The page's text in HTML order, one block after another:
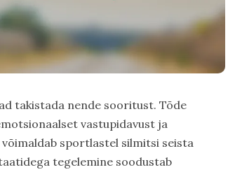
takistada nende sooritust. Tõde
vastupidavust ja
sportlastel silmitsi seista
tegelemine soodustab